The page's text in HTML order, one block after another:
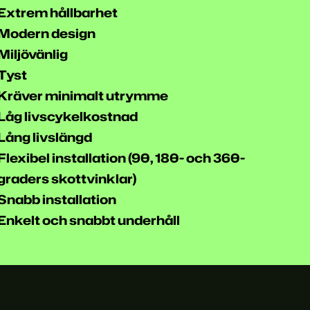
hållbarhet
design
minimalt utrymme
livscykelkostnad
livslängd
installation (90, 180- och 360-
skottvinklar)
installation
och snabbt underhåll